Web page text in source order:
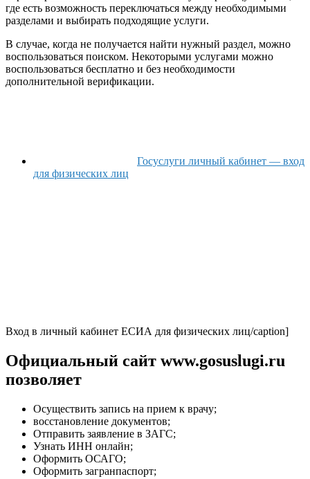
где есть возможность переключаться между необходимыми
разделами и выбирать подходящие услуги.
В случае, когда не получается найти нужный раздел, можно
воспользоваться поиском. Некоторыми услугами можно
воспользоваться бесплатно и без необходимости
дополнительной верификации.
Госуслуги личный кабинет — вход
для физических лиц
Вход в личный кабинет ЕСИА для физических лиц/caption]
Официальный сайт www.gosuslugi.ru
позволяет
Осуществить запись на прием к врачу;
восстановление документов;
Отправить заявление в ЗАГС;
Узнать ИНН онлайн;
Оформить ОСАГО;
Оформить загранпаспорт;